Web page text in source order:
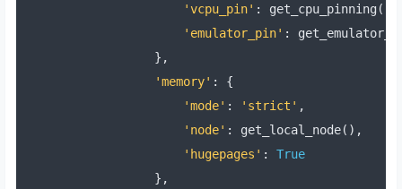
'vcpu_pin' : get_cpu_pinning (),
'emulator_pin' :
},
'memory' :
{
'mode' : 'strict' ,
'node' : get_local_node(),
'hugepages' :
True
},